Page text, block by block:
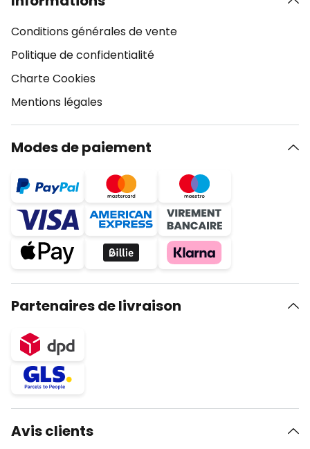
Conditions générales de vente
Politique de confidentialité
Charte Cookies
Mentions légales
Modes de paiement
Partenaires de livraison
Avis clients